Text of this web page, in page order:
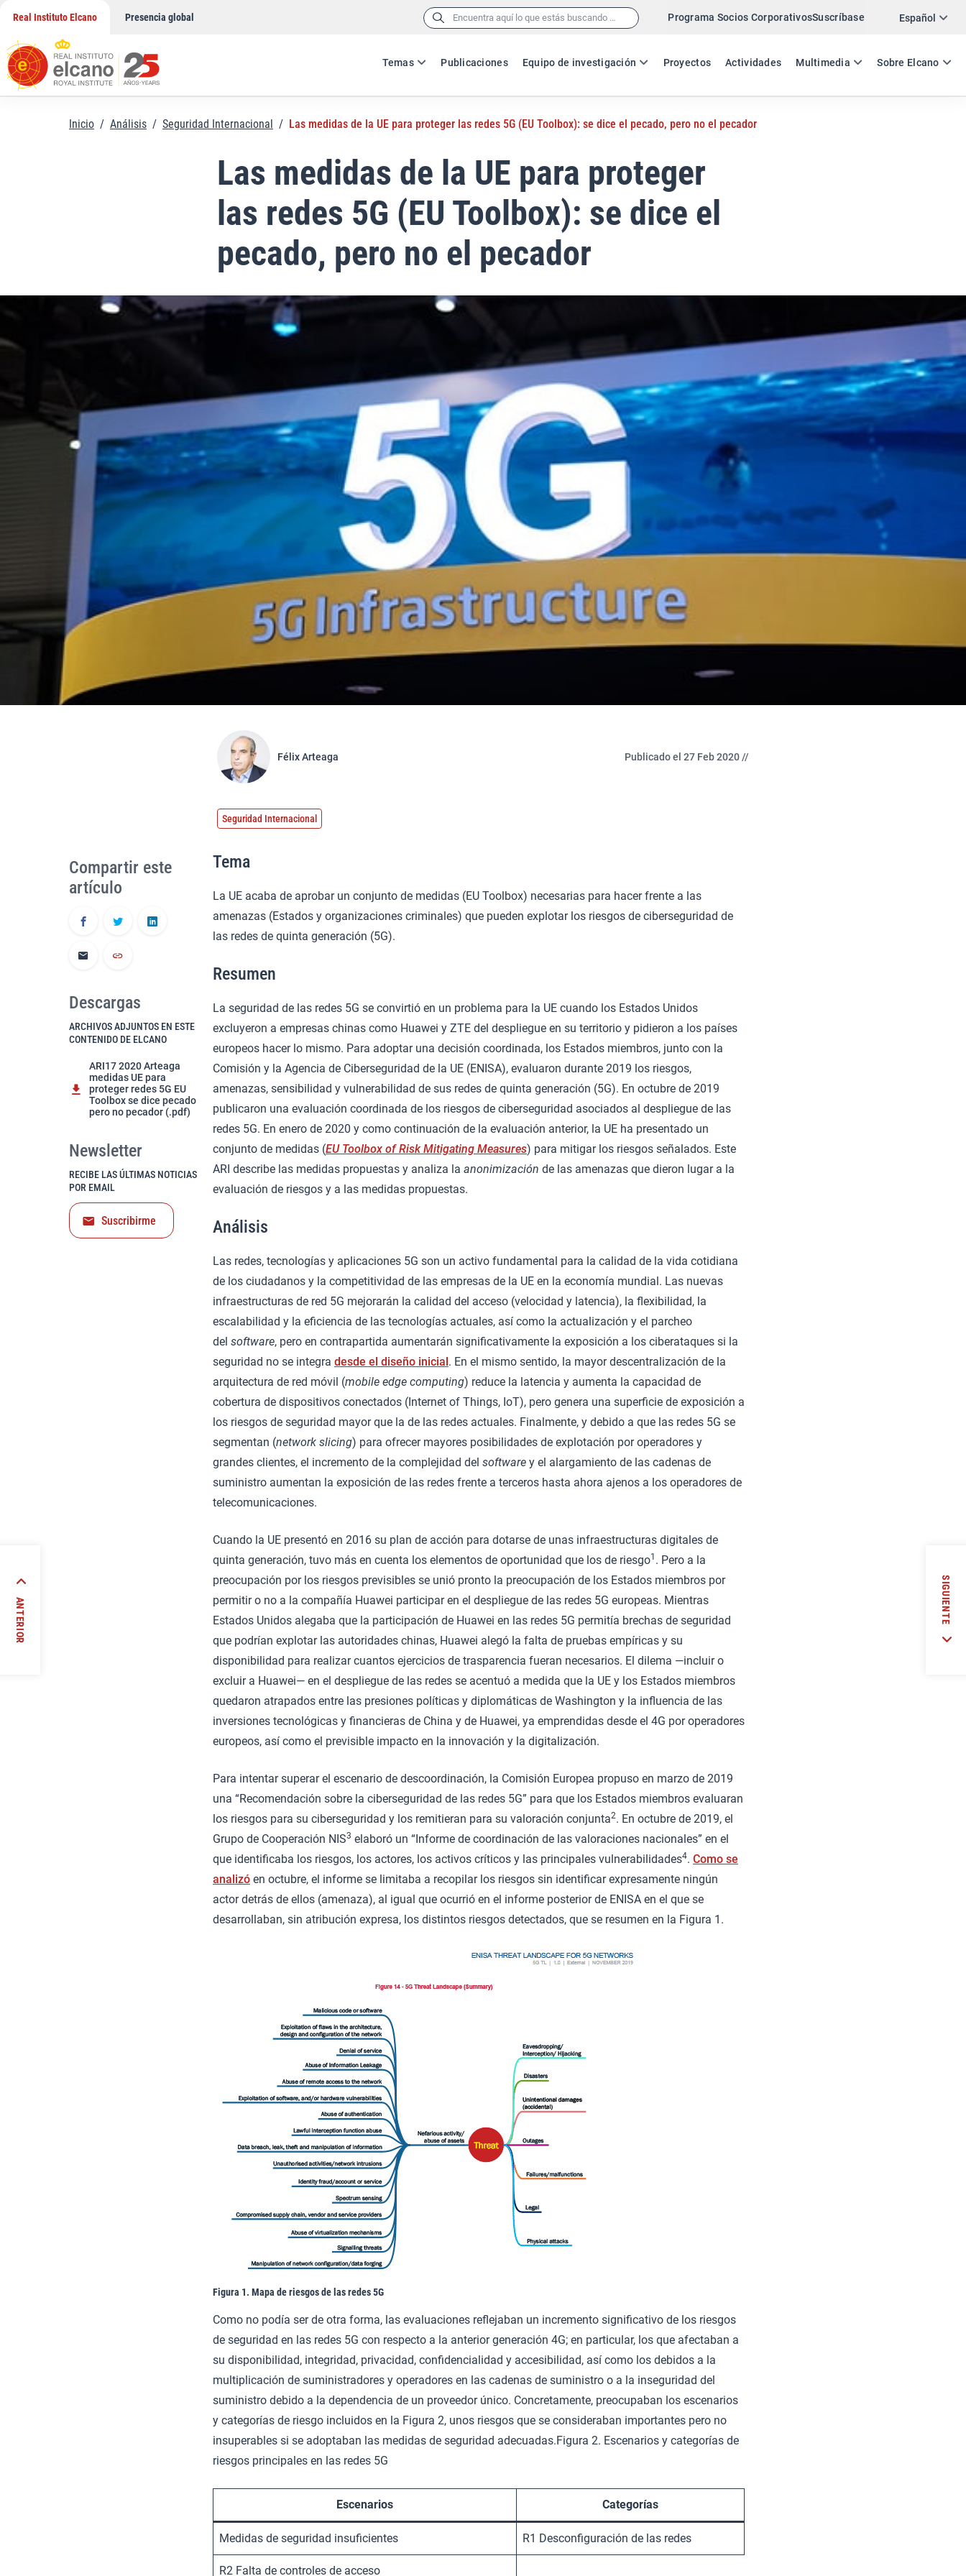
contenido
Real Instituto Elcano Presencia global Buscar: Programa Socios CorporativosSuscríbase Español
ES EN
Temas Publicaciones Equipo de investigación Proyectos Actividades Multimedia Sobre Elcano
Twitter
Inicio / Análisis / Seguridad Internacional / Las medidas de la UE para proteger las redes 5G (EU Toolbox): se dice el pecado, pero no el pecador
Las medidas de la UE para proteger
las redes 5G (EU Toolbox): se dice el
pecado, pero no el pecador
Félix Arteaga Publicado el 27 Feb 2020 //
Seguridad Internacional
Tema
La UE acaba de aprobar un conjunto de medidas (EU Toolbox) necesarias para hacer frente a las
amenazas (Estados y organizaciones criminales) que pueden explotar los riesgos de ciberseguridad de
las redes de quinta generación (5G).
Resumen
La seguridad de las redes 5G se convirtió en un problema para la UE cuando los Estados Unidos
excluyeron a empresas chinas como Huawei y ZTE del despliegue en su territorio y pidieron a los países
europeos hacer lo mismo. Para adoptar una decisión coordinada, los Estados miembros, junto con la
Comisión y la Agencia de Ciberseguridad de la UE (ENISA), evaluaron durante 2019 los riesgos,
amenazas, sensibilidad y vulnerabilidad de sus redes de quinta generación (5G). En octubre de 2019
publicaron una evaluación coordinada de los riesgos de ciberseguridad asociados al despliegue de las
redes 5G. En enero de 2020 y como continuación de la evaluación anterior, la UE ha presentado un
conjunto de medidas (EU Toolbox of Risk Mitigating Measures) para mitigar los riesgos señalados. Este
ARI describe las medidas propuestas y analiza la anonimización de las amenazas que dieron lugar a la
evaluación de riesgos y a las medidas propuestas.
Análisis
Las redes, tecnologías y aplicaciones 5G son un activo fundamental para la calidad de la vida cotidiana
de los ciudadanos y la competitividad de las empresas de la UE en la economía mundial. Las nuevas
infraestructuras de red 5G mejorarán la calidad del acceso (velocidad y latencia), la flexibilidad, la
escalabilidad y la eficiencia de las tecnologías actuales, así como la actualización y el parcheo
del software, pero en contrapartida aumentarán significativamente la exposición a los ciberataques si la
seguridad no se integra desde el diseño inicial. En el mismo sentido, la mayor descentralización de la
arquitectura de red móvil (mobile edge computing) reduce la latencia y aumenta la capacidad de
cobertura de dispositivos conectados (Internet of Things, IoT), pero genera una superficie de exposición a
los riesgos de seguridad mayor que la de las redes actuales. Finalmente, y debido a que las redes 5G se
segmentan (network slicing) para ofrecer mayores posibilidades de explotación por operadores y
grandes clientes, el incremento de la complejidad del software y el alargamiento de las cadenas de
suministro aumentan la exposición de las redes frente a terceros hasta ahora ajenos a los operadores de
telecomunicaciones.
Cuando la UE presentó en 2016 su plan de acción para dotarse de unas infraestructuras digitales de
quinta generación, tuvo más en cuenta los elementos de oportunidad que los de riesgo1 . Pero a la
preocupación por los riesgos previsibles se unió pronto la preocupación de los Estados miembros por
permitir o no a la compañía Huawei participar en el despliegue de las redes 5G europeas. Mientras
Estados Unidos alegaba que la participación de Huawei en las redes 5G permitía brechas de seguridad
que podrían explotar las autoridades chinas, Huawei alegó la falta de pruebas empíricas y su
disponibilidad para realizar cuantos ejercicios de trasparencia fueran necesarios. El dilema —incluir o
excluir a Huawei— en el despliegue de las redes se acentuó a medida que la UE y los Estados miembros
quedaron atrapados entre las presiones políticas y diplomáticas de Washington y la influencia de las
inversiones tecnológicas y financieras de China y de Huawei, ya emprendidas desde el 4G por operadores
europeos, así como el previsible impacto en la innovación y la digitalización.
Para intentar superar el escenario de descoordinación, la Comisión Europea propuso en marzo de 2019
una “Recomendación sobre la ciberseguridad de las redes 5G” para que los Estados miembros evaluaran
los riesgos para su ciberseguridad y los remitieran para su valoración conjunta2. En octubre de 2019, el
Grupo de Cooperación NIS3 elaboró un “Informe de coordinación de las valoraciones nacionales” en el
que identificaba los riesgos, los actores, los activos críticos y las principales vulnerabilidades4. Como se
analizó en octubre, el informe se limitaba a recopilar los riesgos sin identificar expresamente ningún
actor detrás de ellos (amenaza), al igual que ocurrió en el informe posterior de ENISA en el que se
desarrollaban, sin atribución expresa, los distintos riesgos detectados, que se resumen en la Figura 1.
Figura 1. Mapa de riesgos de las redes 5G
Como no podía ser de otra forma, las evaluaciones reflejaban un incremento significativo de los riesgos
de seguridad en las redes 5G con respecto a la anterior generación 4G; en particular, los que afectaban a
su disponibilidad, integridad, privacidad, confidencialidad y accesibilidad, así como los debidos a la
multiplicación de suministradores y operadores en las cadenas de suministro o a la inseguridad del
suministro debido a la dependencia de un proveedor único. Concretamente, preocupaban los escenarios
y categorías de riesgo incluidos en la Figura 2, unos riesgos que se consideraban importantes pero no
insuperables si se adoptaban las medidas de seguridad adecuadas.Figura 2. Escenarios y categorías de
riesgos principales en las redes 5G
Escenarios Categorías
Medidas de seguridad insuficientes R1 Desconfiguración de las redes
R2 Falta de controles de acceso
Compartir este
artículo
Descargas
ARCHIVOS ADJUNTOS EN ESTE
CONTENIDO DE ELCANO
ARI17 2020 Arteaga
medidas UE para
proteger redes 5G EU
Toolbox se dice pecado
pero no pecador (.pdf)
Newsletter
RECIBE LAS ÚLTIMAS NOTICIAS
POR EMAIL
Suscribirme
ANTERIOR SIGUIENTE